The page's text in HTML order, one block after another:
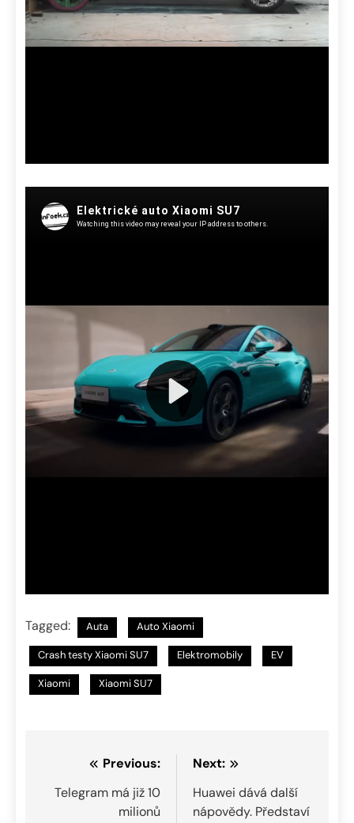
Tagged: Auta Auto Xiaomi
Crash testy Xiaomi SU7 Elektromobily EV
Xiaomi Xiaomi SU7
Navigace
pro
Previous:
Telegram má již 10
milionů
Next:
Huawei dává další
nápovědy. Představí